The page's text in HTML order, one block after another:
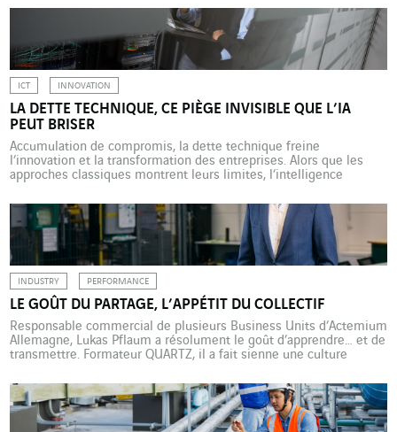
puissants, fiables et robustes. C’est ce à quoi travaillent les
entreprises et les chercheurs de Mines Paris – PSL […]
ICT INNOVATION
LA DETTE TECHNIQUE, CE PIÈGE INVISIBLE QUE L’IA
PEUT BRISER
Accumulation de compromis, la dette technique freine
l’innovation et la transformation des entreprises. Alors que les
approches classiques montrent leurs limites, l’intelligence
prévenir ce fardeau devenu stratégique. La dette technique est
devenue le sujet inconfortable des systèmes d’information. Elle
désigne l’accumulation de compromis, de solutions […]
INDUSTRY PERFORMANCE
LE GOÛT DU PARTAGE, L’APPÉTIT DU COLLECTIF
Responsable commercial de plusieurs Business Units d’Actemium
Allemagne, Lukas Pflaum a résolument le goût d’apprendre… et de
transmettre. Formateur QUARTZ, il a fait sienne une culture
voulait être enseignant ; adolescent, il aurait aimé être cuisinier.
Entre pédagogie et précision, ce mélange d’envies en dit long […]